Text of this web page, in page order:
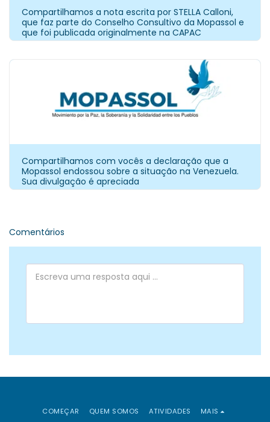
Compartilhamos a nota escrita por STELLA Calloni,
que faz parte do Conselho Consultivo da Mopassol e
que foi publicada originalmente na CAPAC
Compartilhamos com vocês a declaração que a
Mopassol endossou sobre a situação na Venezuela.
Sua divulgação é apreciada
Comentários
COMEÇAR QUEM SOMOS ATIVIDADES MAIS